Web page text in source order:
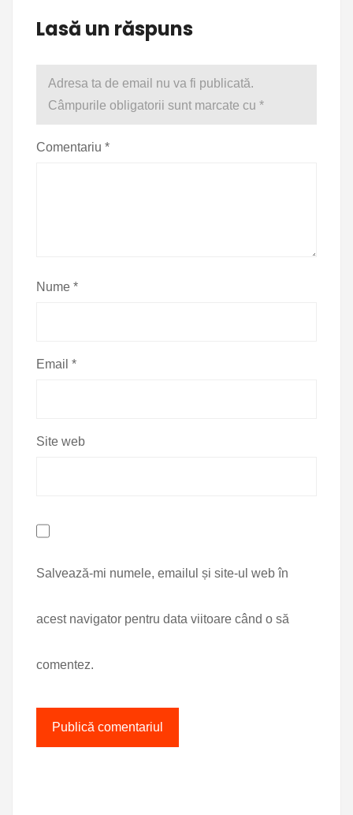
Lasă un răspuns
Adresa ta de email nu va fi publicată.
Câmpurile obligatorii sunt marcate cu *
Comentariu *
Nume *
Email *
Site web
Salvează-mi numele, emailul și site-ul web în
acest navigator pentru data viitoare când o să
comentez.